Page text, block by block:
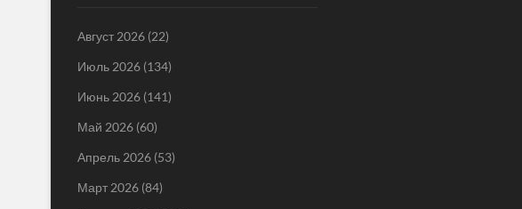
Август 2026 (22)
Июль 2026 (134)
Июнь 2026 (141)
Май 2026 (60)
Апрель 2026 (53)
Март 2026 (84)